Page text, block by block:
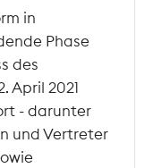
in
Phase
des
April 2021
- darunter
und Vertreter